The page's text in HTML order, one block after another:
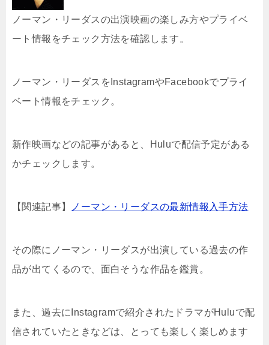
ノーマン・リーダスの出演映画の楽しみ方やプライベ
ート情報をチェック方法を確認します。
ノーマン・リーダスをInstagramやFacebookでプライ
ベート情報をチェック。
新作映画などの記事があると、Huluで配信予定がある
かチェックします。
【関連記事】 ノーマン・リーダスの最新情報入手方法
その際にノーマン・リーダスが出演している過去の作
品が出てくるので、面白そうな作品を鑑賞。
また、過去にInstagramで紹介されたドラマがHuluで配
信されていたときなどは、とっても楽しく楽しめます